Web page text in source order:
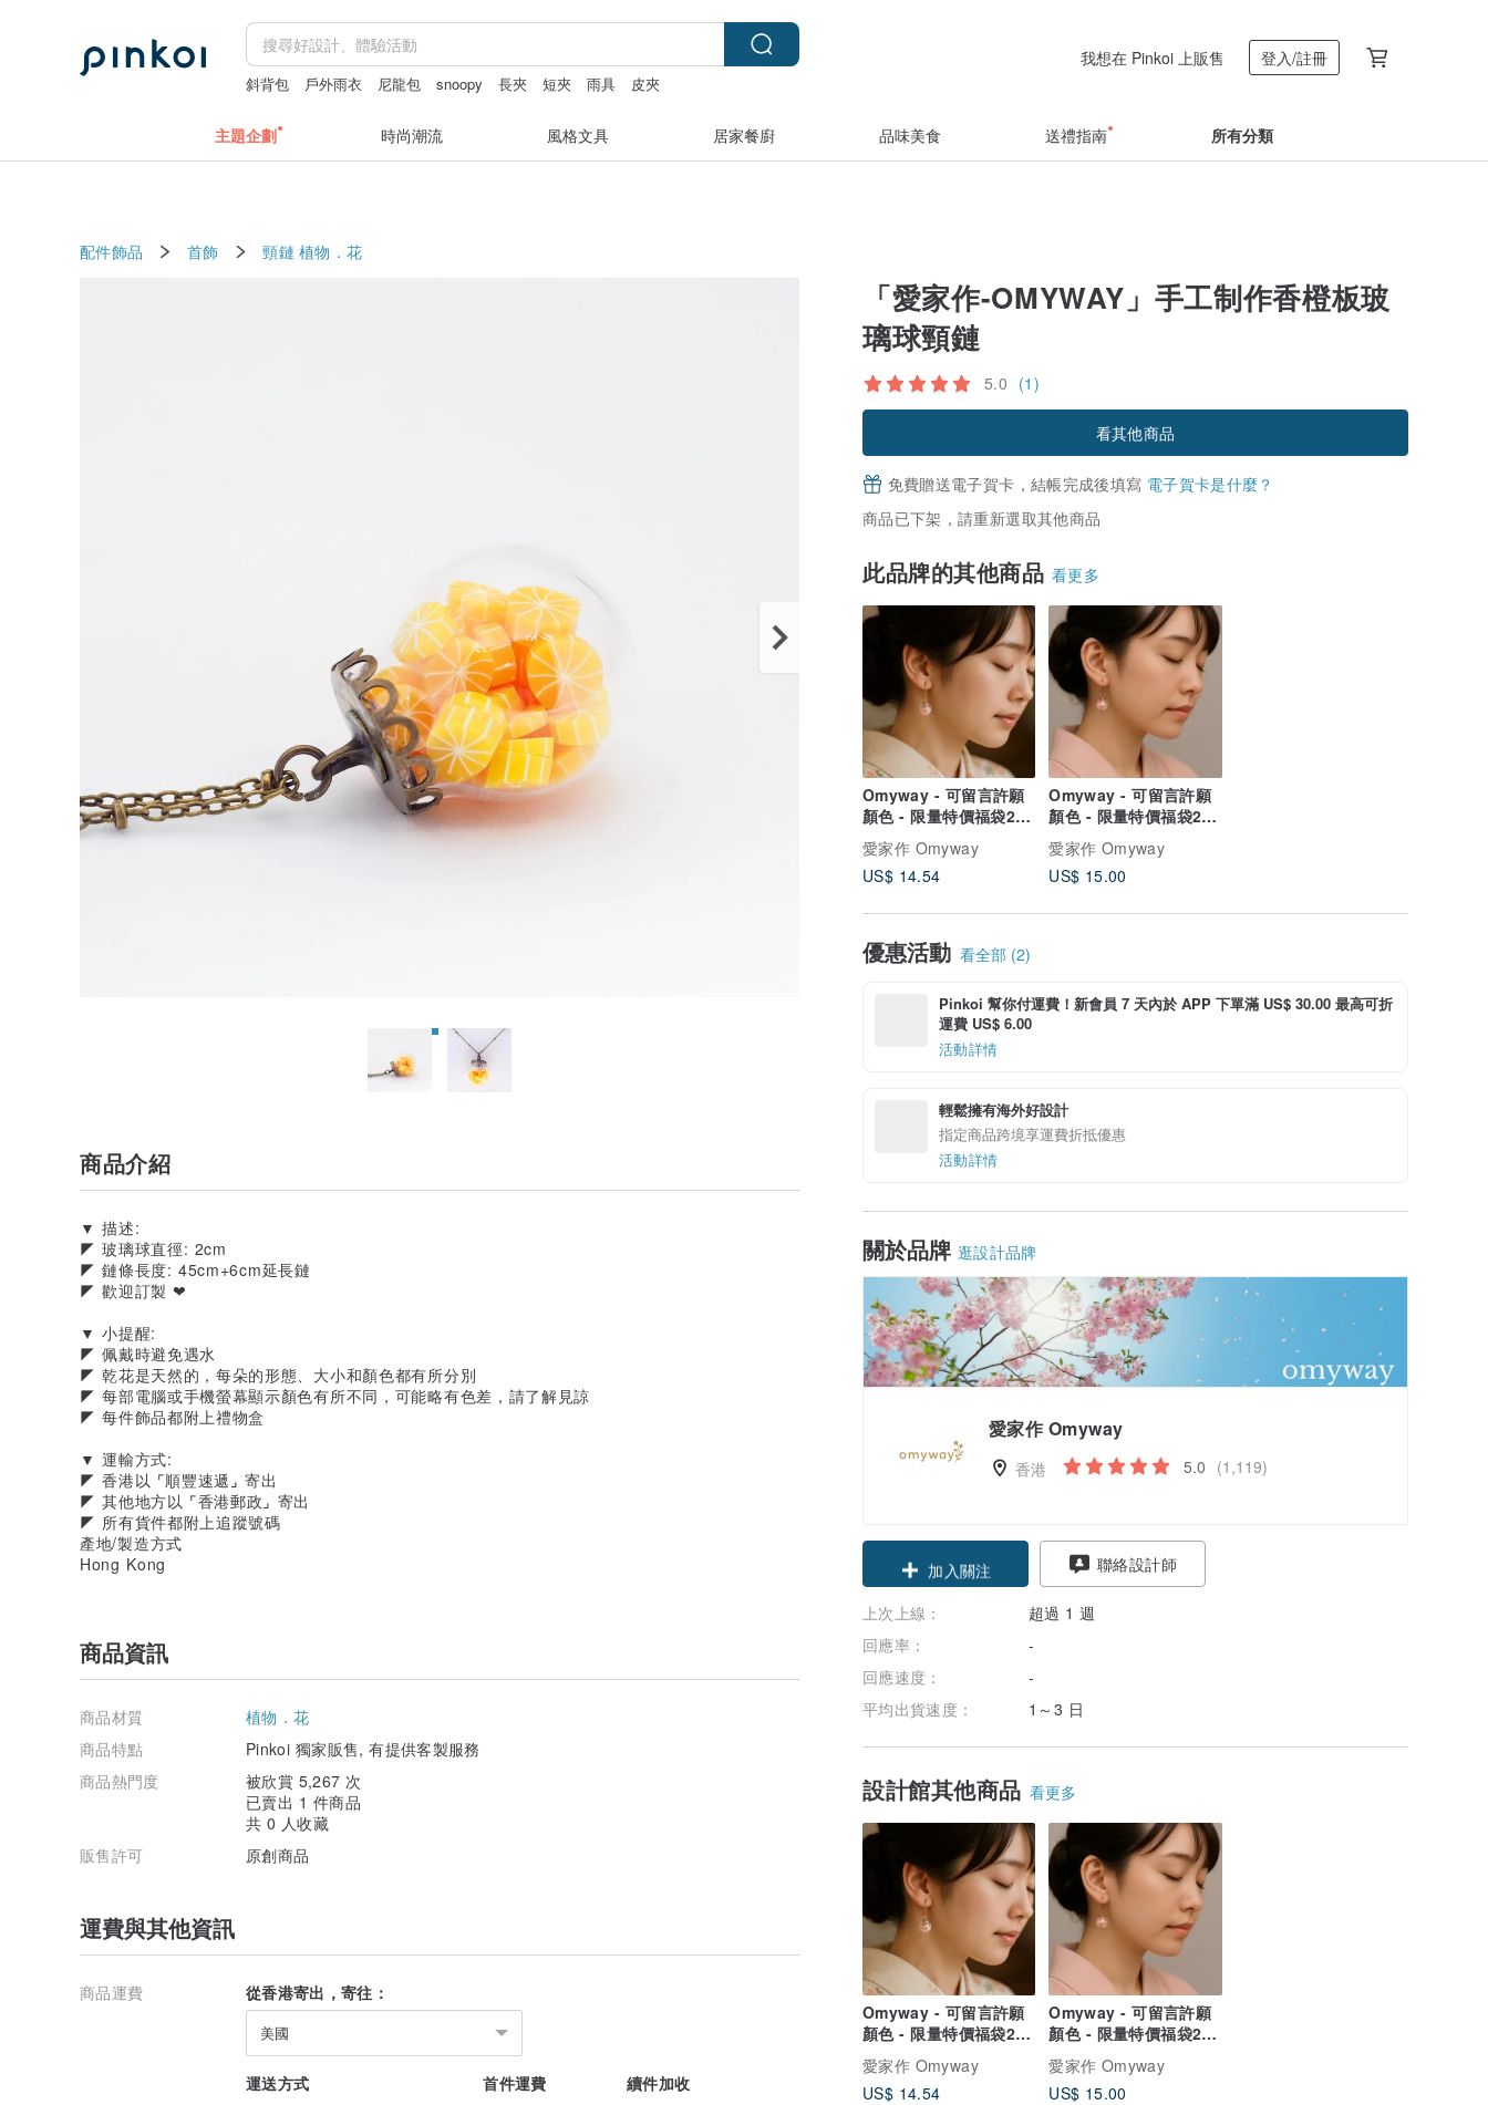
斜背包 戶外雨衣 尼龍包 snoopy 長夾 短夾 雨具 皮夾
我想在 Pinkoi 上販售 登入/註冊
主題企劃 時尚潮流 風格文具 居家餐廚 品味美食 送禮指南 所有分類
配件飾品 首飾 頸鏈 植物．花
「愛家作-OMYWAY」手工制作香橙板玻
璃球頸鏈
5.0 (1)
看其他商品
免費贈送電子賀卡，結帳完成後填寫 電子賀卡是什麼？
商品已下架，請重新選取其他商品
此品牌的其他商品 看更多
Omyway - 可留言許願
顏色 - 限量特價福袋2件
裝耳夾包
愛家作 Omyway
US$ 14.54
Omyway - 可留言許願
顏色 - 限量特價福袋2件
裝耳夾
愛家作 Omyway
US$ 15.00
優惠活動 看全部 (2)
Pinkoi 幫你付運費！新會員 7 天內於 APP 下單滿 US$ 30.00 最高可折
運費 US$ 6.00
活動詳情
輕鬆擁有海外好設計
指定商品跨境享運費折抵優惠
活動詳情
關於品牌 逛設計品牌
愛家作 Omyway
香港 5.0 (1,119)
領優惠券
加入關注
聯絡設計師
上次上線：
超過 1 週
回應率：
-
回應速度：
-
平均出貨速度：
1～3 日
設計館其他商品 看更多
Omyway - 可留言許願
顏色 - 限量特價福袋2件
裝耳夾包
愛家作 Omyway
US$ 14.54
Omyway - 可留言許願
顏色 - 限量特價福袋2件
裝耳夾
愛家作 Omyway
US$ 15.00
商品介紹
▼ 描述:
◤ 玻璃球直徑: 2cm
◤ 鏈條長度: 45cm+6cm延長鏈
◤ 歡迎訂製 ❤
▼ 小提醒:
◤ 佩戴時避免遇水
◤ 乾花是天然的，每朵的形態、大小和顏色都有所分別
◤ 每部電腦或手機螢幕顯示顏色有所不同，可能略有色差，請了解見諒
◤ 每件飾品都附上禮物盒
▼ 運輸方式:
◤ 香港以 ⌜順豐速遞⌟ 寄出
◤ 其他地方以 ⌜香港郵政⌟ 寄出
◤ 所有貨件都附上追蹤號碼
產地/製造方式
Hong Kong
商品資訊
商品材質
植物．花
商品特點
Pinkoi 獨家販售, 有提供客製服務
商品熱門度
被欣賞 5,267 次
已賣出 1 件商品
共 0 人收藏
販售許可
原創商品
運費與其他資訊
商品運費 從香港寄出，寄往：
美國
運送方式 首件運費
續件加收